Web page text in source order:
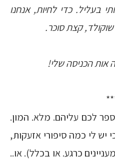
בעליל. כדי לחיות, אנחנו
קצת סוכר.
אות הכניסה שלי!
לכם עליהם. מלא. המון.
לי כמה סיפורי אזעקות,
כרגע. או בכלל). או..